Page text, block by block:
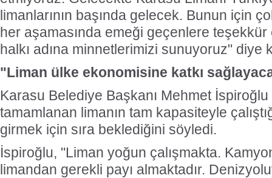
limanlarının başında gelecek. Bunun için
her aşamasında emeği geçenlere
halkı adına minnetlerimizi sunuyoruz" diye
"Liman ülke ekonomisine katkı
Karasu Belediye Başkanı Mehmet İspiroğlu
tamamlanan limanın tam kapasiteyle
girmek için sıra beklediğini söyledi.
İspiroğlu, "Liman yoğun çalışmakta.
limandan gerekli payı almaktadır.